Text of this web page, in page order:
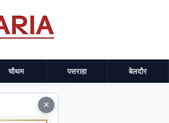
चौथम पसराहा बेलदौर
×